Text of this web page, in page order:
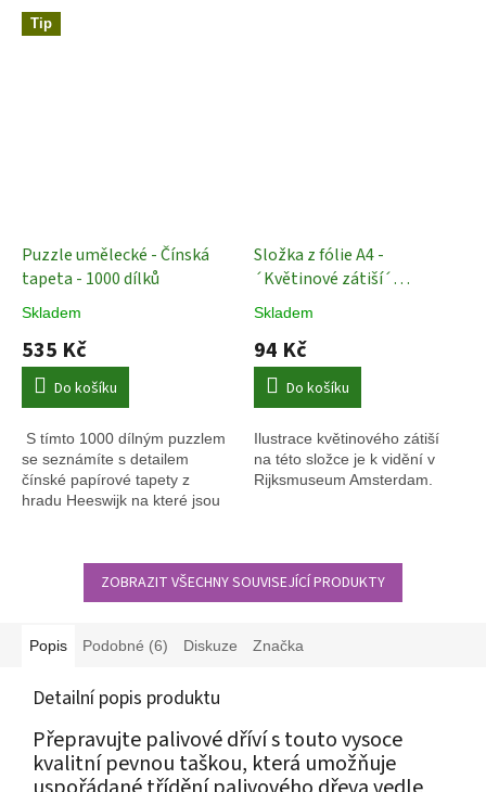
Tip
Puzzle umělecké - Čínská
tapeta - 1000 dílků
Skladem
535 Kč
Do košíku
S tímto 1000 dílným puzzlem
se seznámíte s detailem
čínské papírové tapety z
hradu Heeswijk na které jsou
Složka z fólie A4 -
´Květinové zátiší´
Collection Rijksmuseum
Amsterdam
papíry
Skladem
94 Kč
Do košíku
Ilustrace květinového zátiší
na této složce je k vidění v
Rijksmuseum Amsterdam.
ZOBRAZIT VŠECHNY SOUVISEJÍCÍ PRODUKTY
Popis Podobné (6) Diskuze Značka
Detailní popis produktu
Přepravujte palivové dříví s touto vysoce
kvalitní pevnou taškou, která umožňuje